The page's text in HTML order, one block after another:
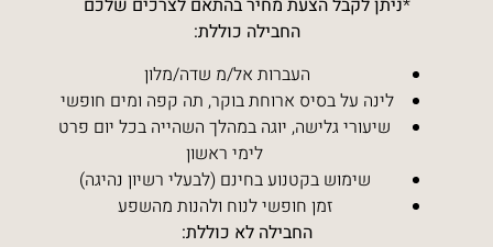
*ניתן לקבל הצעת מחיר בהתאם לצרכים שלכם
החבילה כוללת:
העברות אל/מ שדה/מלון
לינה על בסיס ארוחת בוקר, תה קפה ומים חופשי
שיעורי גלישה, יוגה במהלך השהייה בכל יום פרט
לימי ראשון
שימוש בקטנוע בחינם (לבעלי רשיון נהיגה)
זמן חופשי לנוח ולהנות מהשפע
החבילה לא כוללת: